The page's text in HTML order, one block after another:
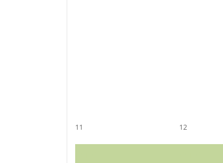
11 12